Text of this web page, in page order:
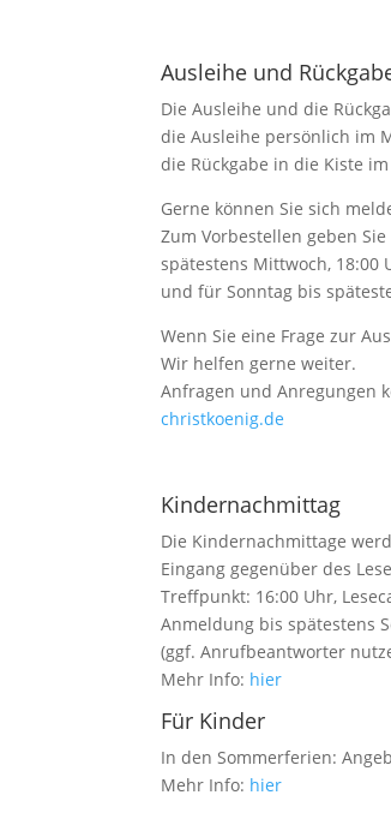
Ausleihe und
Die Ausleihe und die
die Ausleihe persönlich im
die Rückgabe in die Kiste
Gerne können Sie sich
Zum Vorbestellen geben
spätestens Mittwoch, 18:00
und für Sonntag bis
Wenn Sie eine Frage zur
Wir helfen gerne weiter.
Anfragen und Anregungen
christkoenig.de
Kindernachmittag
Die Kindernachmittage
Eingang gegenüber des
Treffpunkt: 16:00 Uhr,
Anmeldung bis spätestens
(ggf. Anrufbeantworter
Mehr Info: hier
Für Kinder
In den Sommerferien:
Mehr Info: hier